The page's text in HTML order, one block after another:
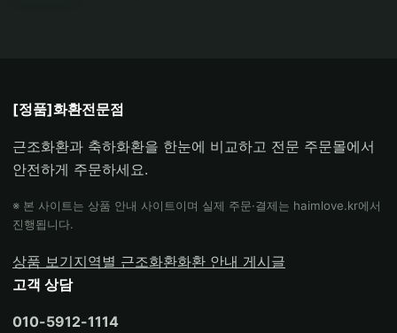
[정품]화환전문점
근조화환과 축하화환을 한눈에 비교하고 전문 주문몰에서
안전하게 주문하세요.
※ 본 사이트는 상품 안내 사이트이며 실제 주문·결제는 haimlove.kr에서
진행됩니다.
상품 보기지역별 근조화환화환 안내 게시글
고객 상담
010-5912-1114